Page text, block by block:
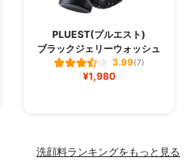
PLUEST(プルエスト)
ブラックジェリーウォッシュ
3.99(7)
¥1,980
洗顔料ランキングをもっと見る